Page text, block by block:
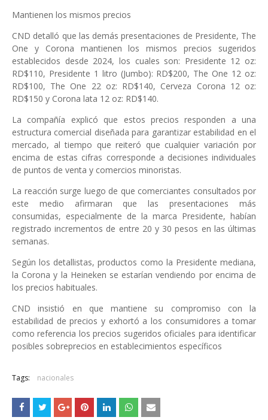
Mantienen los mismos precios
CND detalló que las demás presentaciones de Presidente, The
One y Corona mantienen los mismos precios sugeridos
establecidos desde 2024, los cuales son: Presidente 12 oz:
RD$110, Presidente 1 litro (Jumbo): RD$200, The One 12 oz:
RD$100, The One 22 oz: RD$140, Cerveza Corona 12 oz:
RD$150 y Corona lata 12 oz: RD$140.
La compañía explicó que estos precios responden a una
estructura comercial diseñada para garantizar estabilidad en el
mercado, al tiempo que reiteró que cualquier variación por
encima de estas cifras corresponde a decisiones individuales
de puntos de venta y comercios minoristas.
La reacción surge luego de que comerciantes consultados por
este medio afirmaran que las presentaciones más
consumidas, especialmente de la marca Presidente, habían
registrado incrementos de entre 20 y 30 pesos en las últimas
semanas.
Según los detallistas, productos como la Presidente mediana,
la Corona y la Heineken se estarían vendiendo por encima de
los precios habituales.
CND insistió en que mantiene su compromiso con la
estabilidad de precios y exhortó a los consumidores a tomar
como referencia los precios sugeridos oficiales para identificar
posibles sobreprecios en establecimientos específicos
Tags: nacionales